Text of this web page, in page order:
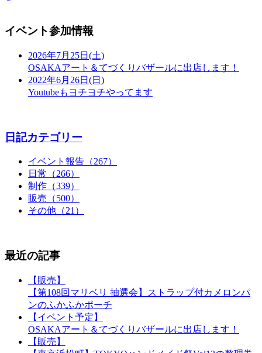
イベント参加情報
2026年7月25日(土)
OSAKAアート＆てづくりバザールに出店します！
2022年6月26日(日)
Youtubeもヨチヨチやってます
日記カテゴリー
イベント報告（267）
日常（266）
制作（339）
販売（500）
その他（21）
最近の記事
【販売】
【第108回マリベリ 抽選会】ストラップ付カメロンパ
ンのふかふかポーチ
【イベント予定】
OSAKAアート＆てづくりバザールに出店します！
【販売】